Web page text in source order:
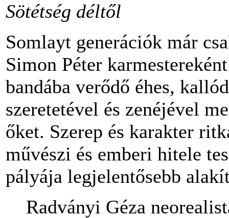
Sötétség déltől
Somlayt generációk már
Simon Péter
bandába verődő éhes,
szeretetével és zenéjével
őket. Szerep és karakter
művészi és emberi hitele
pályája legjelentősebb
Radványi Géza